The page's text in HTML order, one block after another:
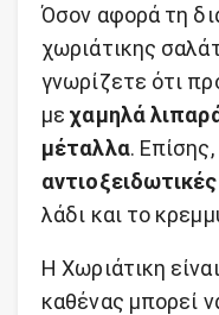
Όσον αφορά τη
χωριάτικης
γνωρίζετε ότι
μεχαμηλά
μέταλλα. Επίσης,
λάδι και το
Η Χωριάτικη
καθένας μπορεί